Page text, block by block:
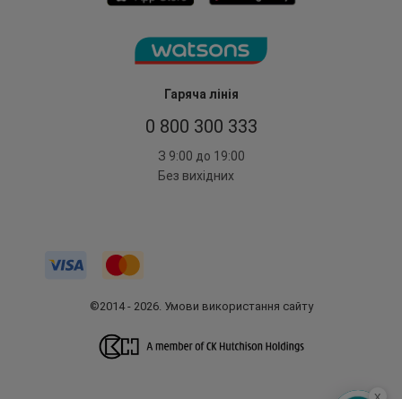
Гаряча лінія
0 800 300 333
З 9:00 до 19:00
Без вихідних
©2014 - 2026. Умови використання сайту
x